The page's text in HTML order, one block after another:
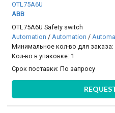
OTL75A6U
ABB
OTL75A6U Safety switch
Automation / Automation /
Минимальное кол-во для заказа:
Кол-во в упаковке: 1
Срок поставки:По запросу